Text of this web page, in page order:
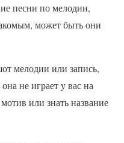
песни по мелодии,
может быть они
мелодии или запись,
не играет у вас на
или знать название